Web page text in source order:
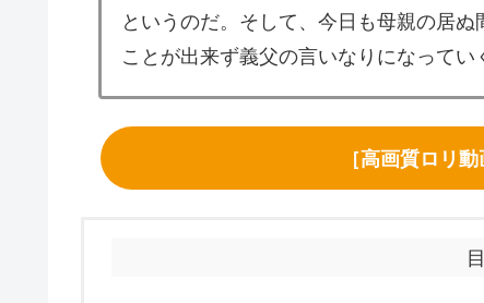
というのだ。そして、今日も母親の居
ことが出来ず義父の言いなりになってい
［高画質ロリ